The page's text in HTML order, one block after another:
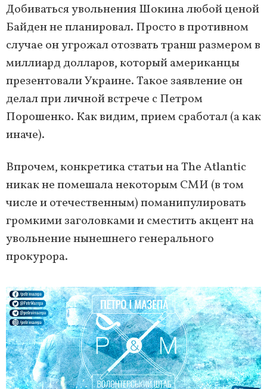
Добиваться увольнения Шокина любой ценой
Байден не планировал. Просто в противном
случае он угрожал отозвать транш размером в
миллиард долларов, который американцы
презентовали Украине. Такое заявление он
делал при личной встрече с Петром
Порошенко. Как видим, прием сработал (а как
иначе).
Впрочем, конкретика статьи на The Atlantic
никак не помешала некоторым СМИ (в том
числе и отечественным) поманипулировать
громкими заголовками и сместить акцент на
увольнение нынешнего генерального
прокурора.